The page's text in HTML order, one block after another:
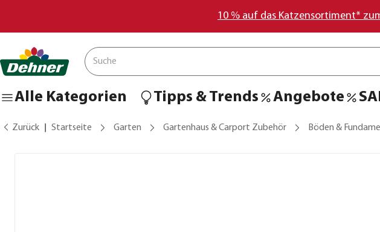
10 % auf das Katzensortiment*
Alle Kategorien Tipps & Trends Angebote
Zurück Startseite Garten Gartenhaus & Carport Zubehör Böden &